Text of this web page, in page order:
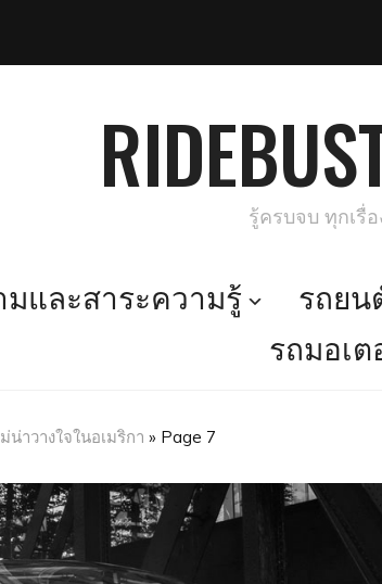
รู้ครบจบ ทุกเรื่
และสาระความรู้ รถยน
รถมอเ
าวางใจในอเมริกา » Page 7